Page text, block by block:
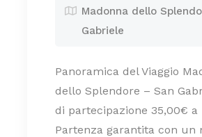
Madonna dello
Gabriele
Panoramica del Viaggio
dello Splendore – San
di partecipazione 35,00€ a
Partenza garantita con un